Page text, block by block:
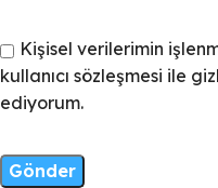
Kişisel verilerimin
kullanıcı sözleşmesi ile
ediyorum.